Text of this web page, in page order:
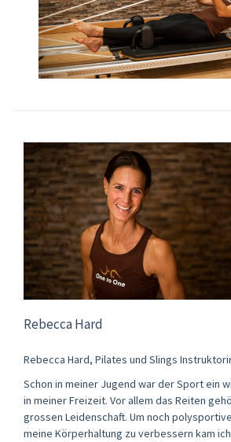
Rebecca Hard
Rebecca Hard, Pilates und Slings
Schon in meiner Jugend war der Sport ein
in meiner Freizeit. Vor allem das Reiten
grossen Leidenschaft. Um noch
meine Körperhaltung zu verbessern kam